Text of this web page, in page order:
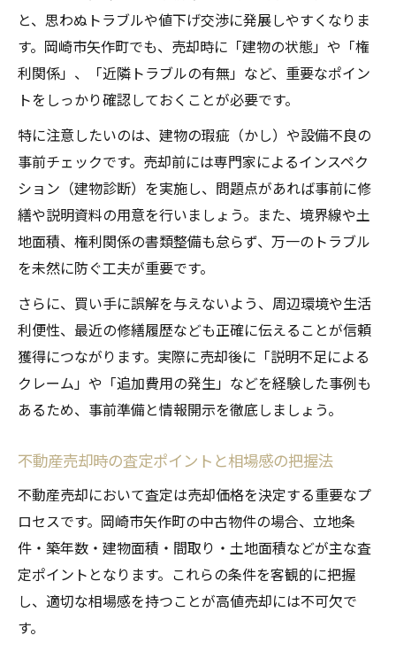
と、思わぬトラブルや値下げ交渉に発展しやすくなりま
す。岡崎市矢作町でも、売却時に「建物の状態」や「権
利関係」、「近隣トラブルの有無」など、重要なポイン
トをしっかり確認しておくことが必要です。
特に注意したいのは、建物の瑕疵（かし）や設備不良の
事前チェックです。売却前には専門家によるインスペク
ション（建物診断）を実施し、問題点があれば事前に修
繕や説明資料の用意を行いましょう。また、境界線や土
地面積、権利関係の書類整備も怠らず、万一のトラブル
を未然に防ぐ工夫が重要です。
さらに、買い手に誤解を与えないよう、周辺環境や生活
利便性、最近の修繕履歴なども正確に伝えることが信頼
獲得につながります。実際に売却後に「説明不足による
クレーム」や「追加費用の発生」などを経験した事例も
あるため、事前準備と情報開示を徹底しましょう。
不動産売却時の査定ポイントと相場感の把握法
不動産売却において査定は売却価格を決定する重要なプ
ロセスです。岡崎市矢作町の中古物件の場合、立地条
件・築年数・建物面積・間取り・土地面積などが主な査
定ポイントとなります。これらの条件を客観的に把握
し、適切な相場感を持つことが高値売却には不可欠で
す。